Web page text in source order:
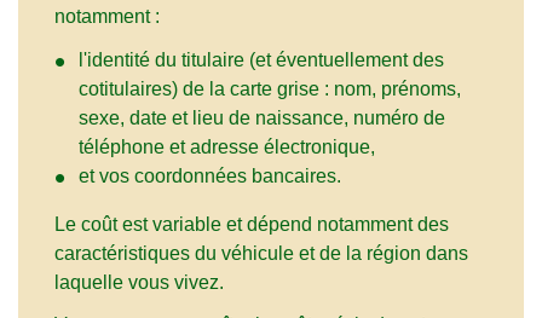
notamment :
l'identité du titulaire (et éventuellement des
cotitulaires) de la carte grise : nom, prénoms,
sexe, date et lieu de naissance, numéro de
téléphone et adresse électronique,
et vos coordonnées bancaires.
Le coût est variable et dépend notamment des
caractéristiques du véhicule et de la région dans
laquelle vous vivez.